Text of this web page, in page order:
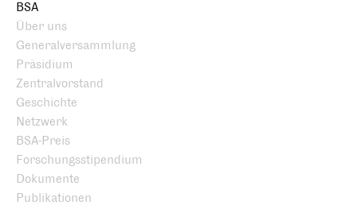
BSA
Über uns
Generalversammlung
Präsidium
Zentralvorstand
Geschichte
Netzwerk
BSA-Preis
Forschungsstipendium
Dokumente
Publikationen